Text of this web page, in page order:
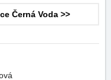
Černá Voda >>